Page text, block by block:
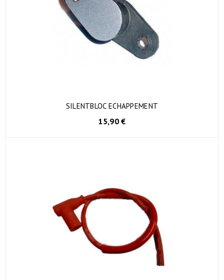
SILENTBLOC ECHAPPEMENT
15,90 €